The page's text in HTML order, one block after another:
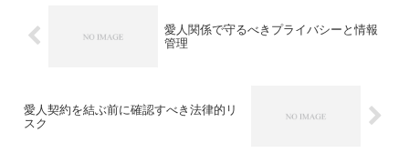
愛人関係で守るべきプライバシーと情報
管理
愛人契約を結ぶ前に確認すべき法律的リ
スク